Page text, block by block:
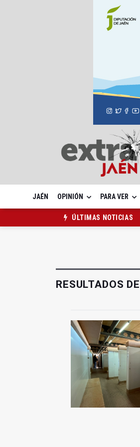
JAÉN OPINIÓN PARA VER
ÚLTIMAS NOTICIAS
RESULTADOS